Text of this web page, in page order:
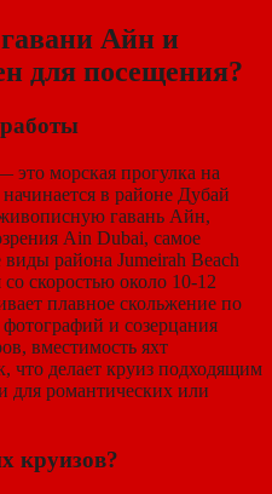
Айн и
для посещения?
морская прогулка на
в районе Дубай
гавань Айн,
Ain Dubai, самое
района Jumeirah Beach
скоростью около 10-12
плавное скольжение по
и созерцания
вместимость яхт
что делает круиз подходящим
для романтических или
круизов?